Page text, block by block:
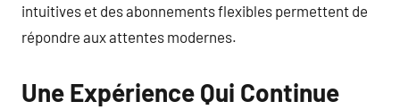
intuitives et des abonnements flexibles permettent de
répondre aux attentes modernes.
Une Expérience Qui Continue